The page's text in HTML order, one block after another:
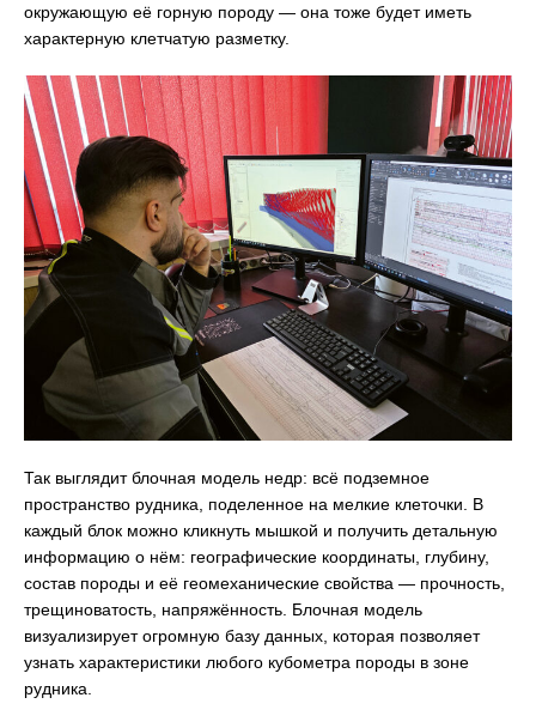
окружающую её горную породу — она тоже будет иметь
характерную клетчатую разметку.
Так выглядит блочная модель недр: всё подземное
пространство рудника, поделенное на мелкие клеточки. В
каждый блок можно кликнуть мышкой и получить детальную
информацию о нём: географические координаты, глубину,
состав породы и её геомеханические свойства — прочность,
трещиноватость, напряжённость. Блочная модель
визуализирует огромную базу данных, которая позволяет
узнать характеристики любого кубометра породы в зоне
рудника.